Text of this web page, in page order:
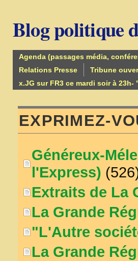
Blog politique
Agenda (passages média,
Relations Presse
Tribune
x.JG sur FR3 ce mardi soir à
EXPRIMEZ-
Généreux-
l'Express)
Extraits de La
La Grande
"L'Autre
La Grande